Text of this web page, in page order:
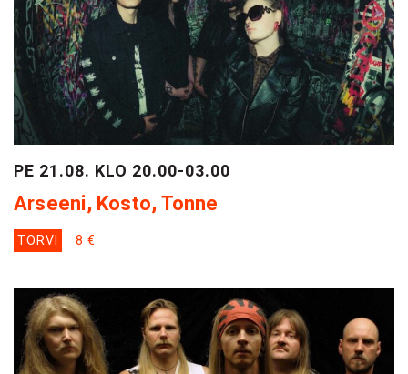
PE 21.08. KLO 20.00-03.00
Arseeni, Kosto, Tonne
TORVI 8 €